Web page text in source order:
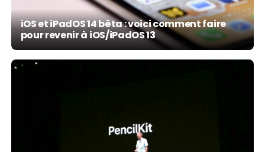
iOS et iPadOS 14 bêta : voici comment faire
pour revenir à iOS/iPadOS 13